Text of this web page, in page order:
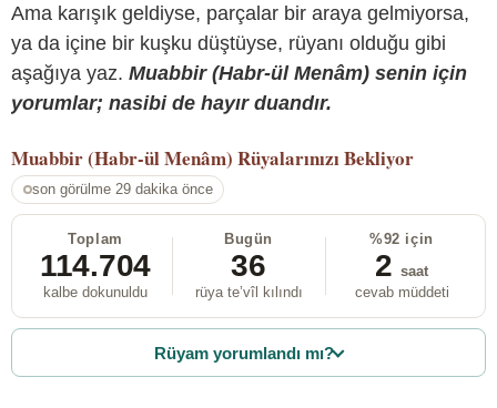
Ama karışık geldiyse, parçalar bir araya gelmiyorsa,
ya da içine bir kuşku düştüyse, rüyanı olduğu gibi
aşağıya yaz. Muabbir (Habr-ül Menâm) senin için
yorumlar; nasibi de hayır duandır.
Muabbir (Habr-ül Menâm) Rüyalarınızı Bekliyor
son görülme 29 dakika önce
Toplam
114.704
kalbe dokunuldu
Bugün
36
rüya te’vîl kılındı
%92 için
2 saat
cevab müddeti
Rüyam yorumlandı mı?